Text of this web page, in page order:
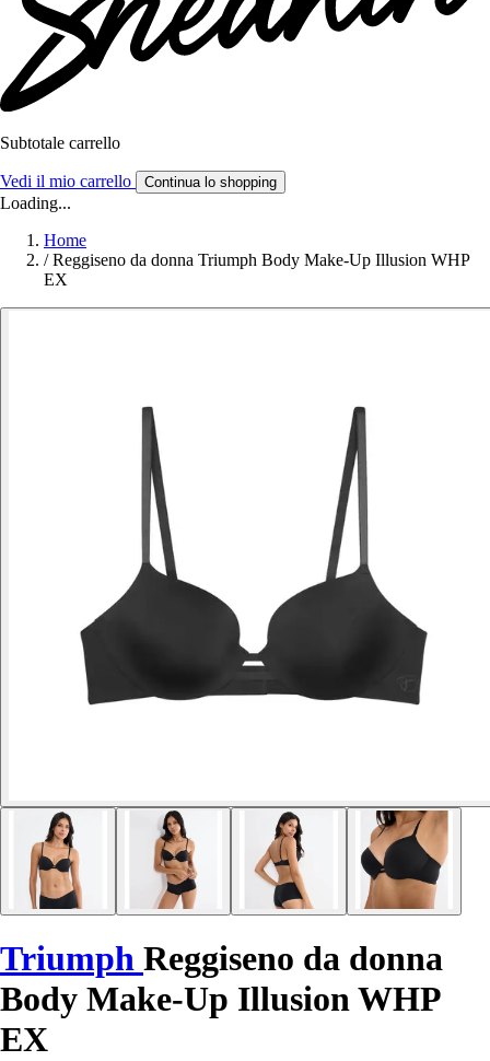
Subtotale carrello
Vedi il mio carrello Continua lo shopping
Loading...
Home
/ Reggiseno da donna Triumph Body Make-Up Illusion WHP
EX
Triumph Reggiseno da donna
Body Make-Up Illusion WHP
EX